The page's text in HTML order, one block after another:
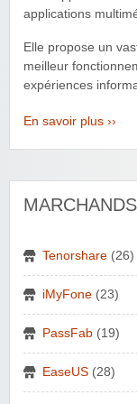
applications
Elle propose un
meilleur
expériences
En savoir plus ››
Tenorshare (26)
iMyFone (23)
PassFab (19)
EaseUS (28)